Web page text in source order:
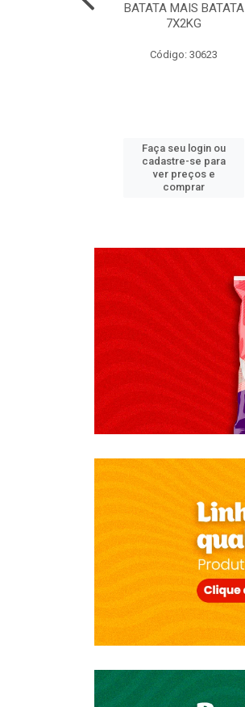
BATATA MAIS BATATA
7X2KG
Código: 30623
Faça seu login ou
cadastre-se para
ver preços e
comprar